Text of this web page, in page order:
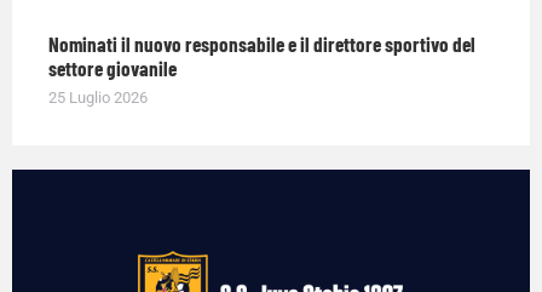
Nominati il nuovo responsabile e il direttore sportivo del
settore giovanile
25 Luglio 2026